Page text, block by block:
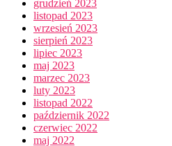
grudzień 2023
listopad 2023
wrzesień 2023
sierpień 2023
lipiec 2023
maj 2023
marzec 2023
luty 2023
listopad 2022
październik 2022
czerwiec 2022
maj 2022